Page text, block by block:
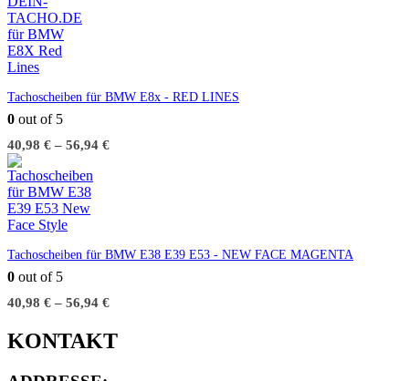
Tachoscheiben für BMW E8x - RED LINES
0 out of 5
40,98 € – 56,94 €
Tachoscheiben für BMW E38 E39 E53 - NEW FACE MAGENTA
0 out of 5
40,98 € – 56,94 €
KONTAKT